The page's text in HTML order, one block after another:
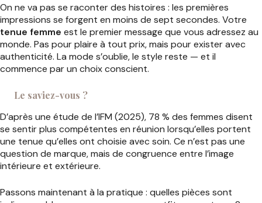
On ne va pas se raconter des histoires : les premières
impressions se forgent en moins de sept secondes. Votre
tenue femme est le premier message que vous adressez au
monde. Pas pour plaire à tout prix, mais pour exister avec
authenticité. La mode s’oublie, le style reste — et il
commence par un choix conscient.
Le saviez-vous ?
D’après une étude de l’IFM (2025), 78 % des femmes disent
se sentir plus compétentes en réunion lorsqu’elles portent
une tenue qu’elles ont choisie avec soin. Ce n’est pas une
question de marque, mais de congruence entre l’image
intérieure et extérieure.
Passons maintenant à la pratique : quelles pièces sont